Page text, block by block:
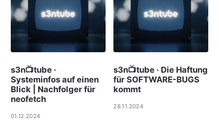
s3n📺tube ·
Systeminfos auf einen
Blick | Nachfolger für
neofetch
01.12.2024
s3n📺tube · Die Haftung
für SOFTWARE-BUGS
kommt
28.11.2024